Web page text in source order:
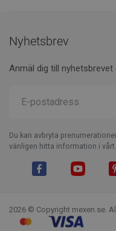
Nyhetsbrev
Anmäl dig till nyhetsbrevet
Du kan avbryta
vänligen hitta information i vårt
2026 © Copyright mexen.se.